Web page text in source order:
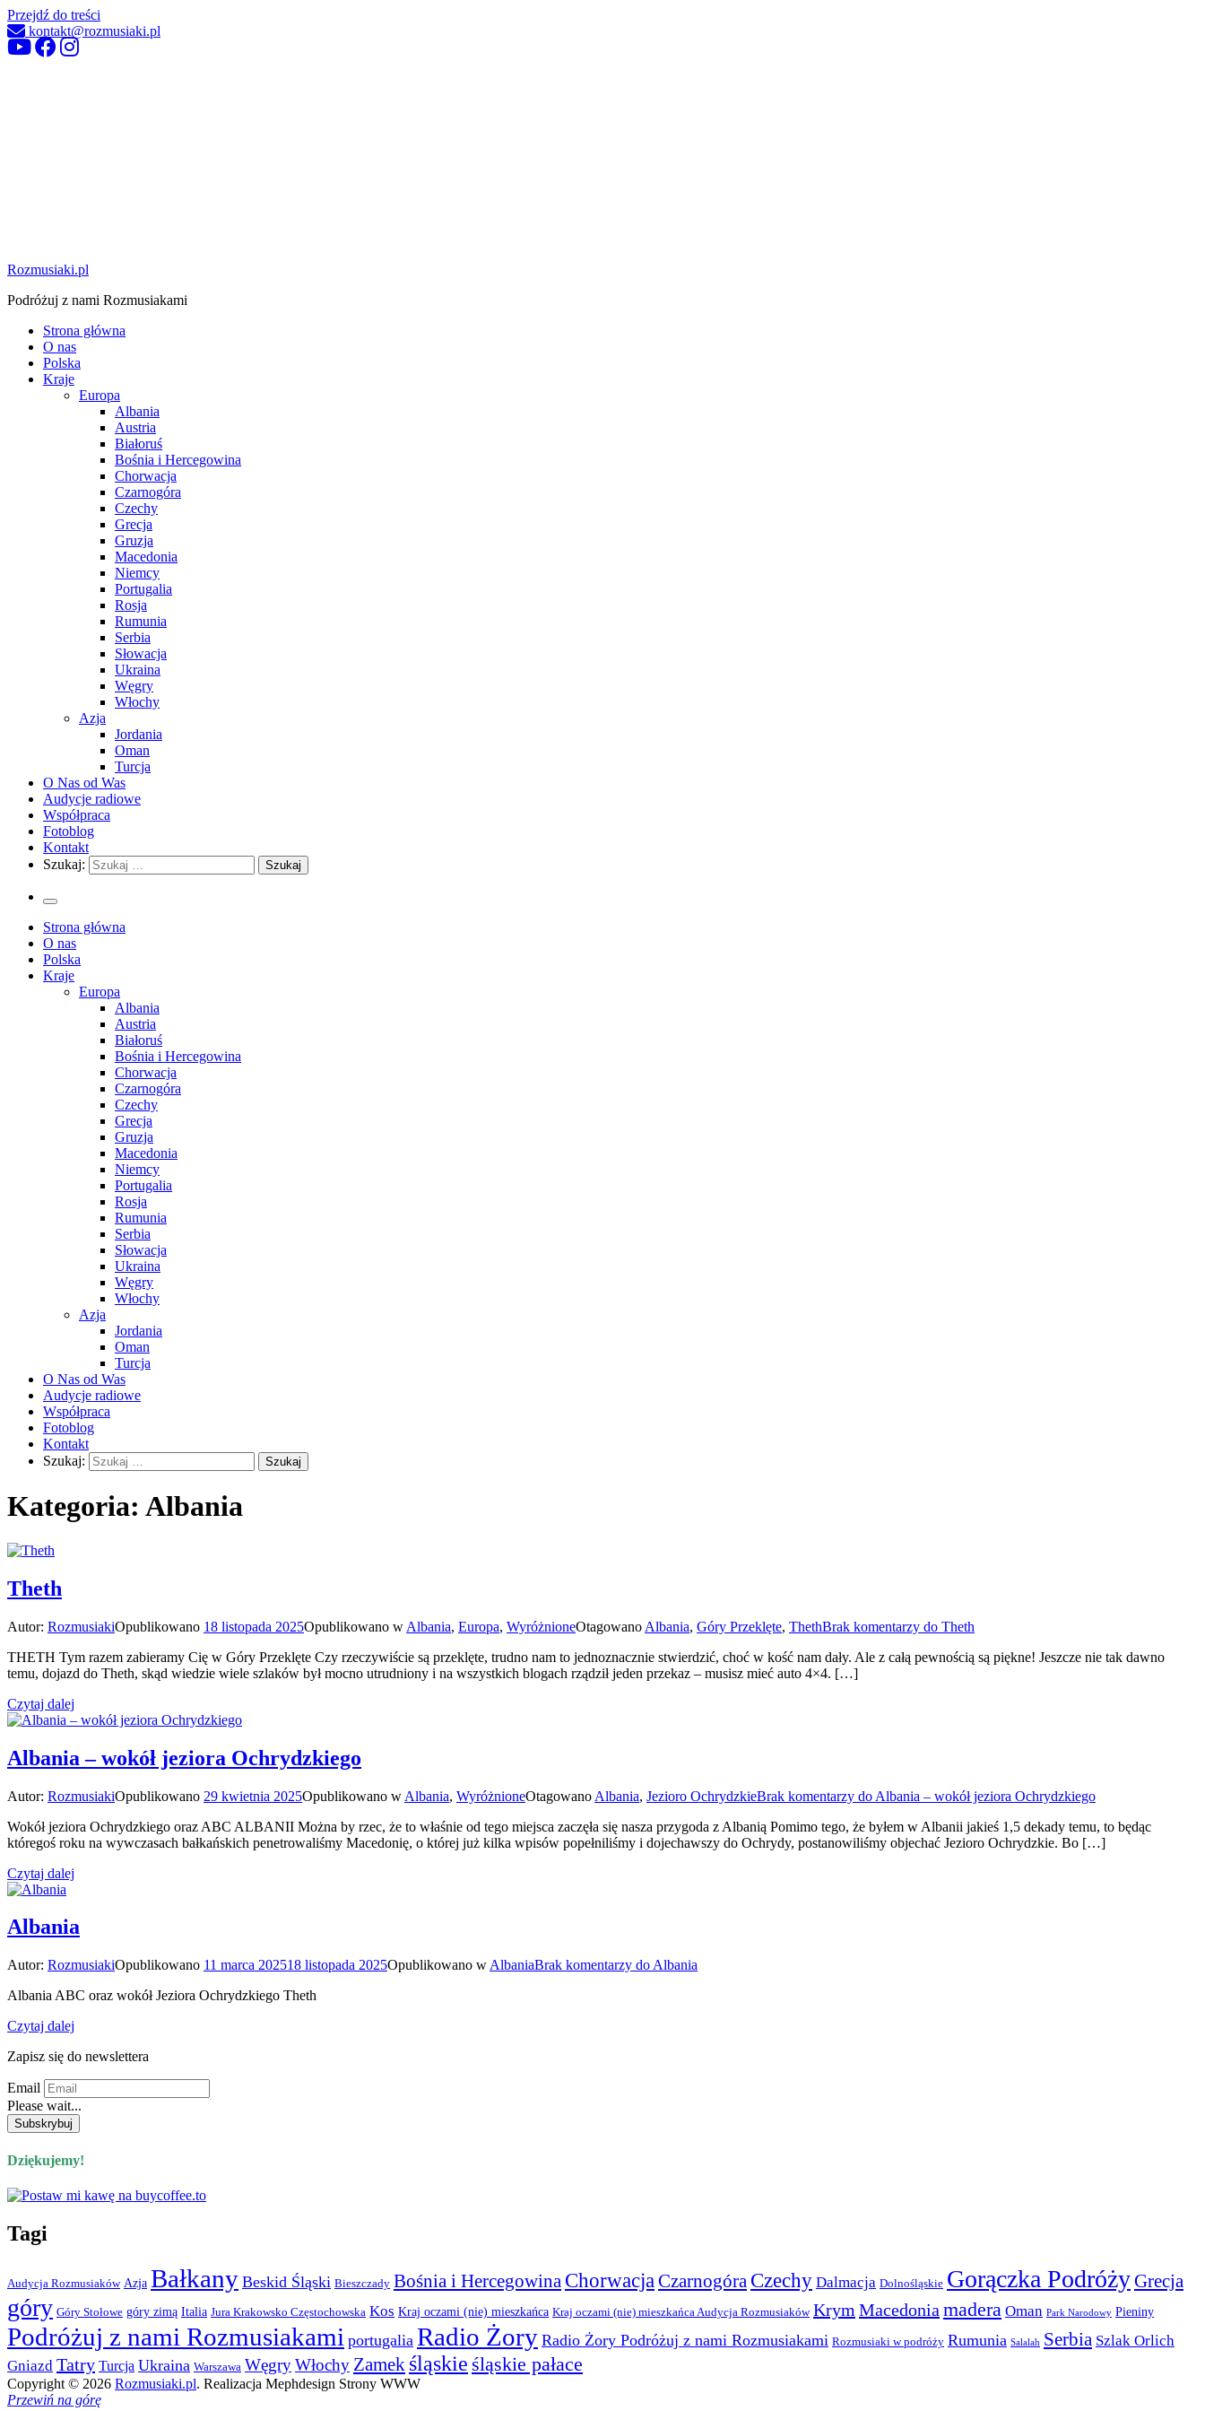
Przejdź do treści
kontakt@rozmusiaki.pl
Rozmusiaki.pl
Podróżuj z nami Rozmusiakami
Strona główna
O nas
Polska
Kraje
Europa
Albania
Austria
Białoruś
Bośnia i Hercegowina
Chorwacja
Czarnogóra
Czechy
Grecja
Gruzja
Macedonia
Niemcy
Portugalia
Rosja
Rumunia
Serbia
Słowacja
Ukraina
Węgry
Włochy
Azja
Jordania
Oman
Turcja
O Nas od Was
Audycje radiowe
Współpraca
Fotoblog
Kontakt
Szukaj:
Strona główna
O nas
Polska
Kraje
Europa
Albania
Austria
Białoruś
Bośnia i Hercegowina
Chorwacja
Czarnogóra
Czechy
Grecja
Gruzja
Macedonia
Niemcy
Portugalia
Rosja
Rumunia
Serbia
Słowacja
Ukraina
Węgry
Włochy
Azja
Jordania
Oman
Turcja
O Nas od Was
Audycje radiowe
Współpraca
Fotoblog
Kontakt
Szukaj:
Kategoria: Albania
Theth
Autor: RozmusiakiOpublikowano 18 listopada 2025Opublikowano w Albania, Europa, WyróżnioneOtagowano Albania, Góry Przeklęte, ThethBrak komentarzy do Theth
THETH Tym razem zabieramy Cię w Góry Przeklęte Czy rzeczywiście są przeklęte, trudno nam to jednoznacznie stwierdzić, choć w kość nam dały. Ale z całą pewnością są piękne! Jeszcze nie tak dawno
temu, dojazd do Theth, skąd wiedzie wiele szlaków był mocno utrudniony i na wszystkich blogach rządził jeden przekaz – musisz mieć auto 4×4. […]
Czytaj dalej
Albania – wokół jeziora Ochrydzkiego
Autor: RozmusiakiOpublikowano 29 kwietnia 2025Opublikowano w Albania, WyróżnioneOtagowano Albania, Jezioro OchrydzkieBrak komentarzy do Albania – wokół jeziora Ochrydzkiego
Wokół jeziora Ochrydzkiego oraz ABC ALBANII Można by rzec, że to właśnie od tego miejsca zaczęła się nasza przygoda z Albanią Pomimo tego, że byłem w Albanii jakieś 1,5 dekady temu, to będąc
któregoś roku na wywczasach bałkańskich penetrowaliśmy Macedonię, o której już kilka wpisów popełniliśmy i dojechawszy do Ochrydy, postanowiliśmy objechać Jezioro Ochrydzkie. Bo […]
Czytaj dalej
Albania
Autor: RozmusiakiOpublikowano 11 marca 202518 listopada 2025Opublikowano w AlbaniaBrak komentarzy do Albania
Albania ABC oraz wokół Jeziora Ochrydzkiego Theth
Czytaj dalej
Zapisz się do newslettera
Email
Please wait...
Dziękujemy!
Tagi
Audycja Rozmusiaków Azja Bałkany Beskid Śląski Bieszczady Bośnia i Hercegowina Chorwacja Czarnogóra Czechy Dalmacja Dolnośląskie Gorączka PodróżyGrecja
góry Góry Stołowe góry zimą Italia Jura Krakowsko Częstochowska Kos Kraj oczami (nie) mieszkańca Kraj oczami (nie) mieszkańca Audycja Rozmusiaków Krym Macedonia madera Oman Park Narodowy Pieniny
Podróżuj z nami Rozmusiakami portugalia Radio Żory Radio Żory Podróżuj z nami Rozmusiakami Rozmusiaki w podróży Rumunia Salalah Serbia Szlak Orlich
Gniazd Tatry Turcja Ukraina Warszawa WęgryWłochy Zamek śląskie śląskie pałace
Copyright © 2026 Rozmusiaki.pl. Realizacja Mephdesign Strony WWW
Przewiń na górę